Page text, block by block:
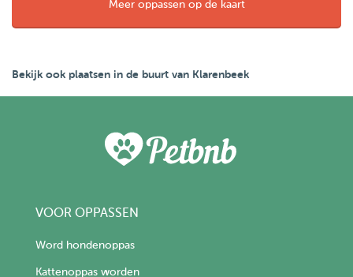
Meer oppassen op de kaart
Bekijk ook plaatsen in de buurt van Klarenbeek
VOOR OPPASSEN
Word hondenoppas
Kattenoppas worden